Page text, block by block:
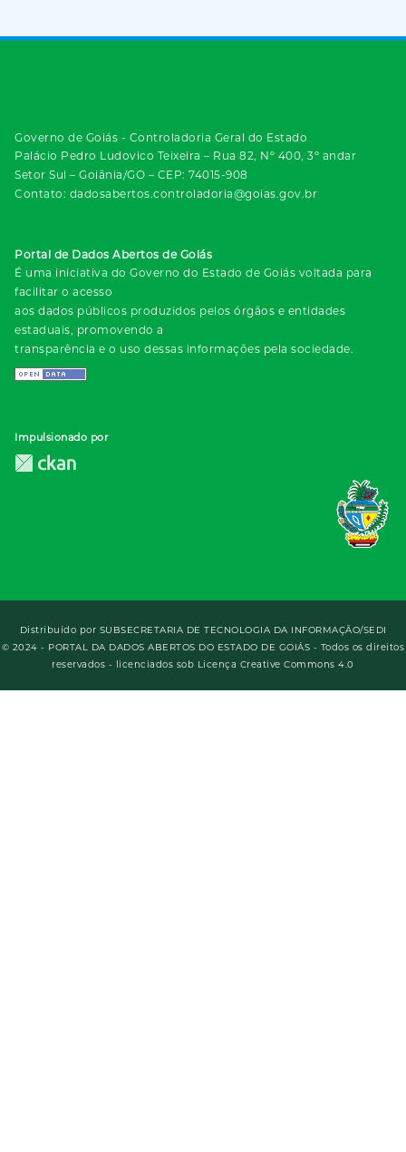
Governo de Goiás - Controladoria Geral do Estado
Palácio Pedro Ludovico Teixeira – Rua 82, Nº 400, 3º andar
Setor Sul – Goiânia/GO – CEP: 74015-908
Contato: dadosabertos.controladoria@goias.gov.br
Portal de Dados Abertos de Goiás
É uma iniciativa do Governo do Estado de Goiás voltada para
facilitar o acesso
aos dados públicos produzidos pelos órgãos e entidades
estaduais, promovendo a
transparência e o uso dessas informações pela sociedade.
Impulsionado por
Distribuído por SUBSECRETARIA DE TECNOLOGIA DA INFORMAÇÃO/SEDI
© 2024 - PORTAL DA DADOS ABERTOS DO ESTADO DE GOIÁS - Todos os direitos
reservados - licenciados sob Licença Creative Commons 4.0